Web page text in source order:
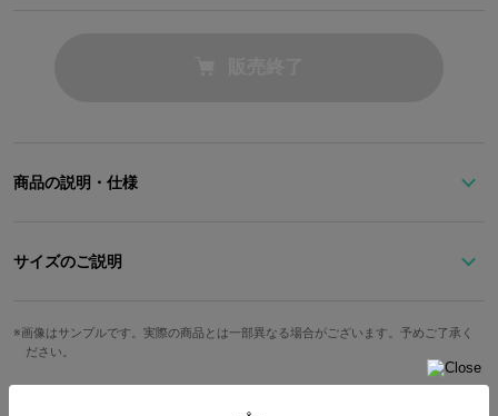
商品の説明・仕様
最大のポイントである校章は、全て刺繍で再現。
バッグとリュックの2通りでご使用いただけます。
ポーチやキーホルダーをつけることができ便利なDカン、小銭や鍵
サイズのご説明
高さ 幅 奥行 重さ
長
175cm
画像はサンプルです。実際の商品とは一部異なる場合がございます。予めご了承く
ださい。